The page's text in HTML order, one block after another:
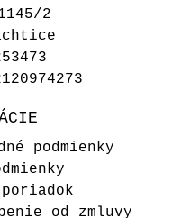
2
podmienky
poriadok
od zmluvy